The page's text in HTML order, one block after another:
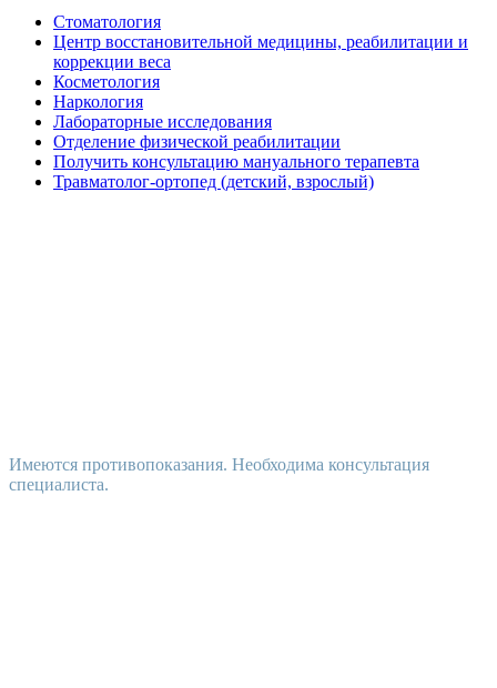
Стоматология
Центр восстановительной медицины, реабилитации и
коррекции веса
Косметология
Наркология
Лабораторные исследования
Отделение физической реабилитации
Получить консультацию мануального терапевта
Травматолог-ортопед (детский, взрослый)
Имеются противопоказания. Необходима консультация
специалиста.